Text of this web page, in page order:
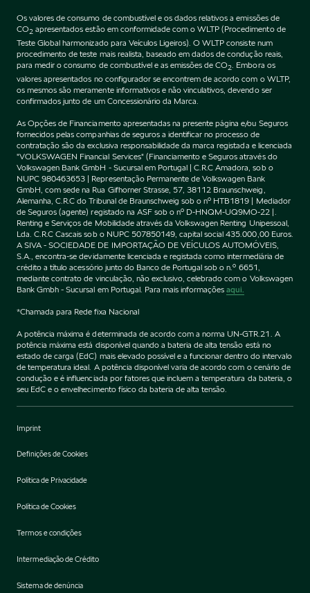
Os valores de consumo de combustível e os dados relativos a emissões de
CO2 apresentados estão em conformidade com o WLTP (Procedimento de
Teste Global harmonizado para Veículos Ligeiros). O WLTP consiste num
procedimento de teste mais realista, baseado em dados de condução reais,
para medir o consumo de combustível e as emissões de CO2 . Embora os
valores apresentados no configurador se encontrem de acordo com o WLTP,
os mesmos são meramente informativos e não vinculativos, devendo ser
confirmados junto de um Concessionário da Marca.
As Opções de Financiamento apresentadas na presente página e/ou Seguros
fornecidos pelas companhias de seguros a identificar no processo de
contratação são da exclusiva responsabilidade da marca registada e licenciada
"VOLKSWAGEN Financial Services" (Financiamento e Seguros através do
Volkswagen Bank GmbH - Sucursal em Portugal | C.R.C Amadora, sob o
NUPC 980463653 | Representação Permanente de Volkswagen Bank
GmbH, com sede na Rua Gifhorner Strasse, 57, 38112 Braunschweig,
Alemanha, C.R.C do Tribunal de Braunschweig sob o nº HTB1819 | Mediador
de Seguros (agente) registado na ASF sob o nº D-HNQM-UQ9MO-22 |.
Renting e Serviços de Mobilidade através da Volkswagen Renting Unipessoal,
Lda. C.R.C Cascais sob o NUPC 507850149, capital social 435.000,00 Euros.
A SIVA - SOCIEDADE DE IMPORTAÇÃO DE VEÍCULOS AUTOMÓVEIS,
S.A., encontra-se devidamente licenciada e registada como intermediária de
crédito a título acessório junto do Banco de Portugal sob o n.º 6651,
mediante contrato de vinculação, não exclusivo, celebrado com o Volkswagen
Bank Gmbh - Sucursal em Portugal. Para mais informaçõesaqui.
*Chamada para Rede fixa Nacional
A potência máxima é determinada de acordo com a norma UN-GTR.21. A
potência máxima está disponível quando a bateria de alta tensão está no
estado de carga (EdC) mais elevado possível e a funcionar dentro do intervalo
de temperatura ideal. A potência disponível varia de acordo com o cenário de
condução e é influenciada por fatores que incluem a temperatura da bateria, o
seu EdC e o envelhecimento físico da bateria de alta tensão.
Imprint
Definições de Cookies
Política de Privacidade
Política de Cookies
Termos e condições
Intermediação de Crédito
Sistema de denúncia